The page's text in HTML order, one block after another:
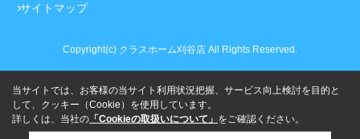
サイトマップ
Copyright(c) クラスホーム刈谷店 All Rights Reserved.
当サイトでは、お客様の当サイト利用状況把握、サービス向上検討を目的と
して、クッキー（Cookie）を使用しています。
詳しくは、当社の 「Cookieの取扱いについて」 をご確認ください。